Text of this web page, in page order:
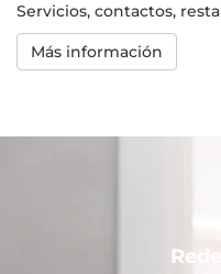
Servicios, contactos,
Más información